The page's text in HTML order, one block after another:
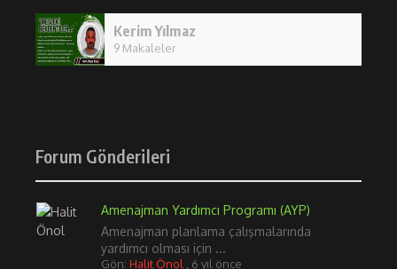
Kerim Yılmaz
9 Makaleler
Forum Gönderileri
Amenajman Yardımcı Programı (AYP)
Amenajman planlama çalışmalarında
yardımcı olması için ...
Gön:Halit Önol , 6 yıl önce